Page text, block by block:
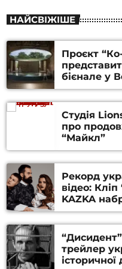
НАЙСВІЖІШЕ
Проєкт
бієнале у
Студія
про
“Майкл”
Рекорд
відео:
KAZKA
трейлер